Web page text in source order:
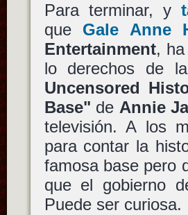
Para terminar, y
que Gale Anne
Entertainment, ha
lo derechos de
Uncensored
Base" de Annie
televisión. A los
para contar la
famosa base pero
que el gobierno
Puede ser curiosa.